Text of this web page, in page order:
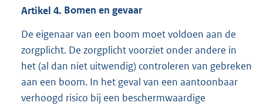
Artikel 4. Bomen en gevaar
De eigenaar van een boom moet voldoen aan de
zorgplicht. De zorgplicht voorziet onder andere in
het (al dan niet uitwendig) controleren van gebreken
aan een boom. In het geval van een aantoonbaar
verhoogd risico bij een beschermwaardige